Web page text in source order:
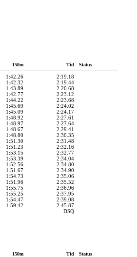
150m Tid Status
1:42.26
2:19.18
1:42.32
2:19.44
1:43.89
2:20.68
1:42.77
2:23.12
1:44.22
2:23.68
1:45.69
2:24.02
1:45.09
2:24.17
1:48.92
2:27.61
1:48.97
2:27.64
1:48.67
2:29.41
1:48.80
2:30.35
1:51.30
2:31.48
1:51.23
2:32.16
1:53.15
2:32.77
1:53.39
2:34.04
1:52.56
2:34.80
1:51.67
2:34.90
1:54.73
2:35.06
1:51.96
2:35.52
1:55.75
2:36.96
1:55.25
2:37.95
1:54.47
2:39.08
1:59.42
2:45.87
DSQ
150m Tid Status